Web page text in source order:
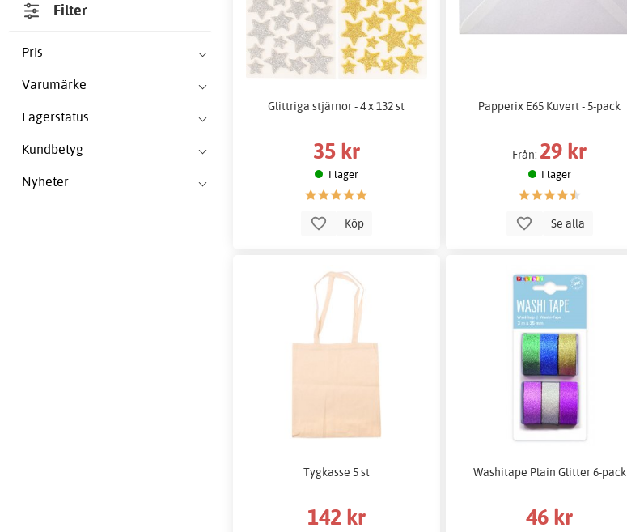
Filter
Pris
Varumärke
Lagerstatus
Kundbetyg
Nyheter
Glittriga stjärnor - 4 x 132 st
35 kr
I lager
Köp
Papperix E65 Kuvert - 5-pack
Från: 29 kr
I lager
Se alla
Tygkasse 5 st
142 kr
Washitape Plain Glitter 6-pack
46 kr